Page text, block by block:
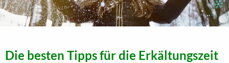
Die besten Tipps für die Erkältungszeit